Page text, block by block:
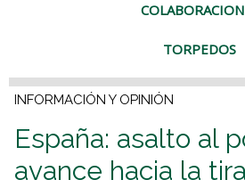
TORPEDOS
INFORMACIÓN Y OPINIÓN
España: asalto al
avance hacia la